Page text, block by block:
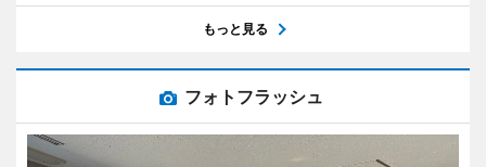
もっと見る
フォトフラッシュ